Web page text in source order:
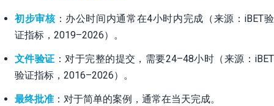
初步审核：办公时间内通常在4小时内完成（来源：iBET验
证指标，2019–2026）。
文件验证 ：对于完整的提交，需要24–48小时（来源：iBET
验证指标，2016–2026）。
最终批准 ：对于简单的案例，通常在当天完成。